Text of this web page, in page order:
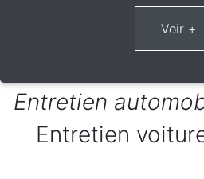
Entretien
Entretien